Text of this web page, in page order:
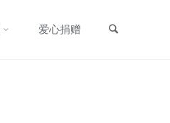
爱心捐赠